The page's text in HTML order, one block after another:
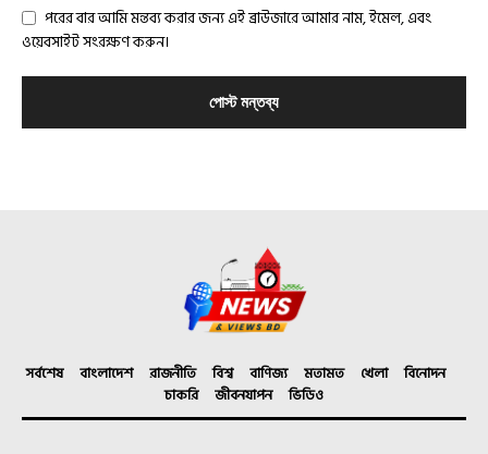
পরের বার আমি মন্তব্য করার জন্য এই ব্রাউজারে আমার নাম, ইমেল, এবং
ওয়েবসাইট সংরক্ষণ করুন।
সর্বশেষ বাংলাদেশ রাজনীতি বিশ্ব বাণিজ্য মতামত খেলা
বিনোদন
চাকরি
জীবনযাপন ভিডিও